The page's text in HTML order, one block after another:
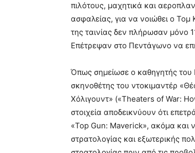
πιλότους, μαχητικά και
ασφαλείας, για να νοιώθει ο
της ταινίας δεν πλήρωσαν μόνο
Επέτρεψαν στο Πεντάγωνο να
Όπως σημείωσε ο καθηγητής του
σκηνοθέτης του ντοκιμαντέρ
Χόλιγουντ» («Theaters of War:
στοιχεία αποδεικνύουν ότι
«Top Gun: Maverick», ακόμα και
στρατολογίας και εξωτερικής